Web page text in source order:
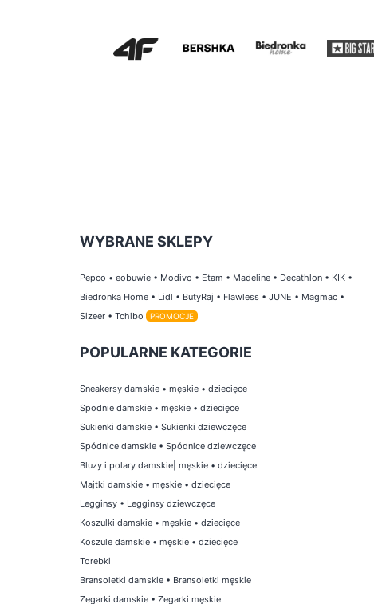
WYBRANE SKLEPY
Pepco • eobuwie • Modivo • Etam • Madeline • Decathlon • KIK •
Biedronka Home • Lidl • ButyRaj • Flawless • JUNE • Magmac •
Sizeer • Tchibo PROMOCJE
POPULARNE KATEGORIE
Sneakersy damskie • męskie • dziecięce
Spodnie damskie • męskie • dziecięce
Sukienki damskie • Sukienki dziewczęce
Spódnice damskie • Spódnice dziewczęce
Bluzy i polary damskie męskie • dziecięce
Majtki damskie • męskie • dziecięce
Legginsy • Legginsy dziewczęce
Koszulki damskie • męskie • dziecięce
Koszule damskie • męskie • dziecięce
Torebki
Bransoletki damskie • Bransoletki męskie
Zegarki damskie • Zegarki męskie